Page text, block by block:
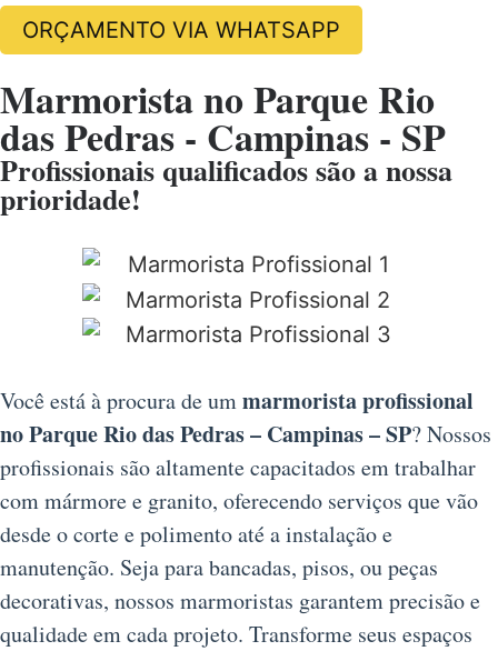
ORÇAMENTO VIA WHATSAPP
Marmorista no Parque Rio
das Pedras - Campinas - SP
Profissionais qualificados são a nossa
prioridade!
Você está à procura de ummarmorista profissional
no Parque Rio das Pedras – Campinas – SP? Nossos
profissionais são altamente capacitados em trabalhar
com mármore e granito, oferecendo serviços que vão
desde o corte e polimento até a instalação e
manutenção. Seja para bancadas, pisos, ou peças
decorativas, nossos marmoristas garantem precisão e
qualidade em cada projeto. Transforme seus espaços